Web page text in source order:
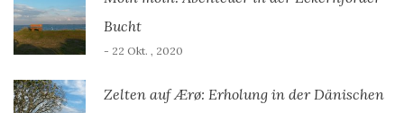
Bucht
- 22 Okt. , 2020
Zelten auf Ærø: Erholung in der Dänischen